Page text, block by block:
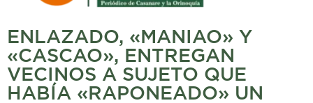
ENLAZADO, «MANIAO» Y
«CASCAO», ENTREGAN
VECINOS A SUJETO QUE
HABÍA «RAPONEADO» UN